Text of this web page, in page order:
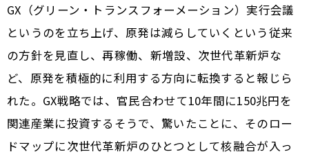
GX（グリーン・トランスフォーメーション）実行会議
というのを立ち上げ、原発は減らしていくという従来
の方針を見直し、再稼働、新増設、次世代革新炉な
ど、原発を積極的に利用する方向に転換すると報じら
れた。GX戦略では、官民合わせて10年間に150兆円を
関連産業に投資するそうで、驚いたことに、そのロー
ドマップに次世代革新炉のひとつとして核融合が入っ